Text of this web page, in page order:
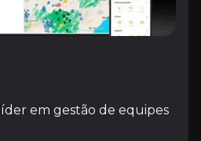
em gestão de equipes